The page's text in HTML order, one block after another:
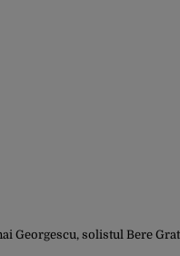
solistul Bere Gratis: